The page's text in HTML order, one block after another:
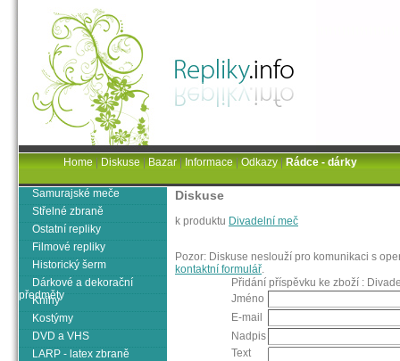
Diskuse
k produktu Divadelní meč
Pozor: Diskuse neslouží pro komunikaci s
kontaktní formulář.
Přidání příspěvku ke zboží :
Jméno
E-mail
Nadpis
Text
Samurajské meče
Střelné zbraně
Ostatní repliky
Filmové repliky
Historický šerm
Dárkové a dekorační
předměty
Knihy
Kostýmy
DVD a VHS
LARP - latex zbraně
Home|Diskuse|Bazar|Informace|Odkazy|Rádce - dárky